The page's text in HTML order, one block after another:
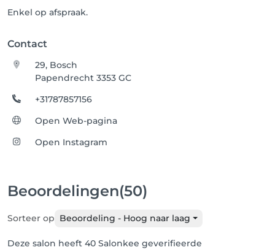
Enkel op afspraak.
Contact
29, Bosch
Papendrecht 3353 GC
+31787857156
Open Web-pagina
Open Instagram
Beoordelingen(50)
Sorteer op Beoordeling - Hoog naar laag
Deze salon heeft 40 Salonkee geverifieerde